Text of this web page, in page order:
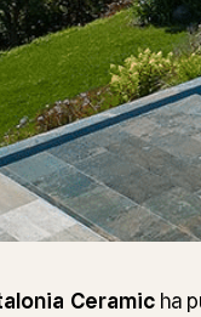
Ceramic ha